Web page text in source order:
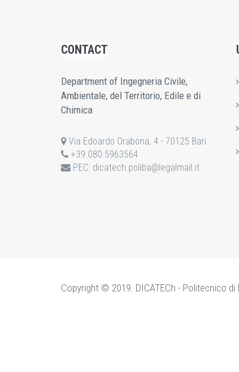
CONTACT
Department of Ingegneria Civile,
Ambientale, del Territorio, Edile e di
Chimica
Via Edoardo Orabona, 4 - 70125 Bari
+39.080.5963564
PEC: dicatech.poliba@legalmail.it
Copyright © 2019. DICATECh - Politecnico di